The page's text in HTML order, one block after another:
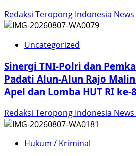
Redaksi Teropong Indonesia News
Uncategorized
Sinergi TNI-Polri dan
Padati Alun-Alun Rajo
Apel dan Lomba HUT RI ke-
Redaksi Teropong Indonesia News
Hukum / Kriminal